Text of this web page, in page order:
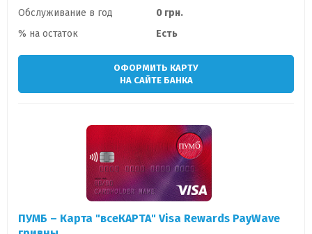
Обслуживание в год
0 грн.
% на остаток
Есть
ОФОРМИТЬ КАРТУ
НА САЙТЕ БАНКА
ПУМБ – Карта "всеКАРТА" Visa Rewards PayWave